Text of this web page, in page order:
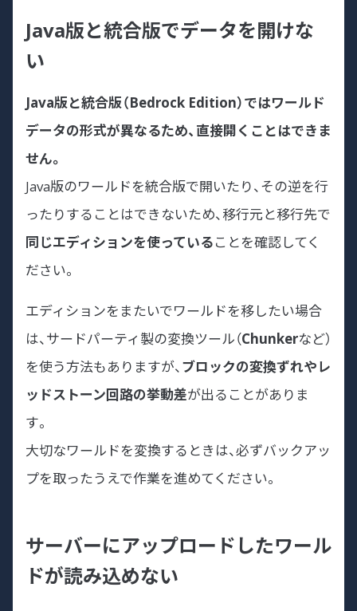
Java版と統合版でデータを開けな
い
Java版と統合版（Bedrock Edition）ではワールド
データの形式が異なるため、直接開くことはできま
せん。
Java版のワールドを統合版で開いたり、その逆を行
ったりすることはできないため、移行元と移行先で
同じエディションを使っていることを確認してく
ださい。
エディションをまたいでワールドを移したい場合
は、サードパーティ製の変換ツール（Chunkerなど）
を使う方法もありますが、ブロックの変換ずれやレ
ッドストーン回路の挙動差が出ることがありま
す。
大切なワールドを変換するときは、必ずバックアッ
プを取ったうえで作業を進めてください。
サーバーにアップロードしたワール
ドが読み込めない